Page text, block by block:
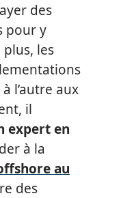
des
pour y
plus, les
l’autre aux
il
expert en
à la
au
des